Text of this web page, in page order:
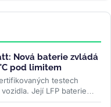
Nová baterie zvládá
pod limitem
testech
Její LFP baterie